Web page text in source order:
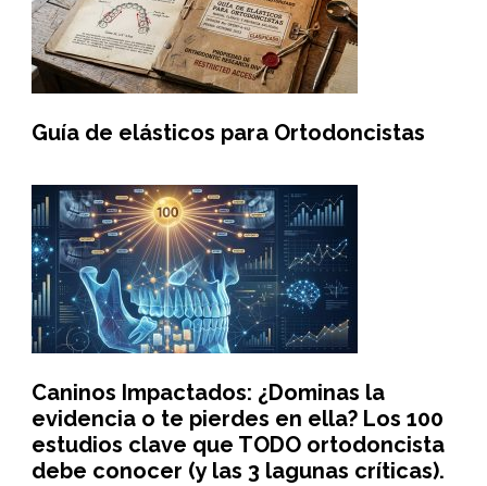
Guía de elásticos para Ortodoncistas
Caninos Impactados: ¿Dominas la
evidencia o te pierdes en ella? Los 100
estudios clave que TODO ortodoncista
debe conocer (y las 3 lagunas críticas).